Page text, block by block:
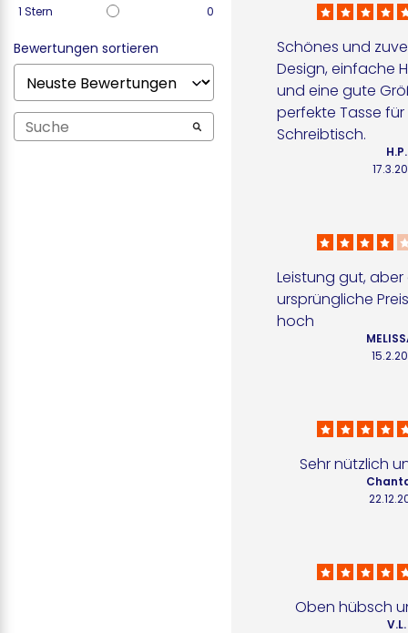
1 Stern 0
Bewertungen sortieren
Schönes und
Design, einfache
und eine gute
perfekte Tasse
Schreibtisch.
H.P.
Leistung gut, aber
ursprüngliche
hoch
Sehr nützlich
Oben hübsch
V.L.